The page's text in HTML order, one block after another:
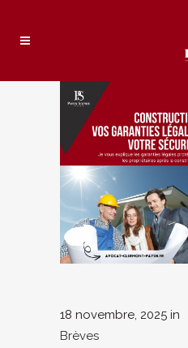
18 novembre, 2025 in
Brèves